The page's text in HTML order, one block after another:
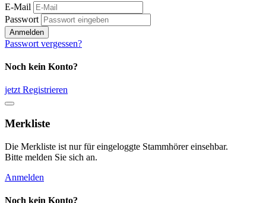
E-Mail
Passwort
Anmelden
Passwort vergessen?
Noch kein Konto?
jetzt Registrieren
Merkliste
Die Merkliste ist nur für eingeloggte Stammhörer einsehbar.
Bitte melden Sie sich an.
Anmelden
Noch kein Konto?